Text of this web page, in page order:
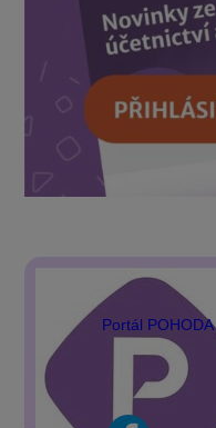
Portál POHODA